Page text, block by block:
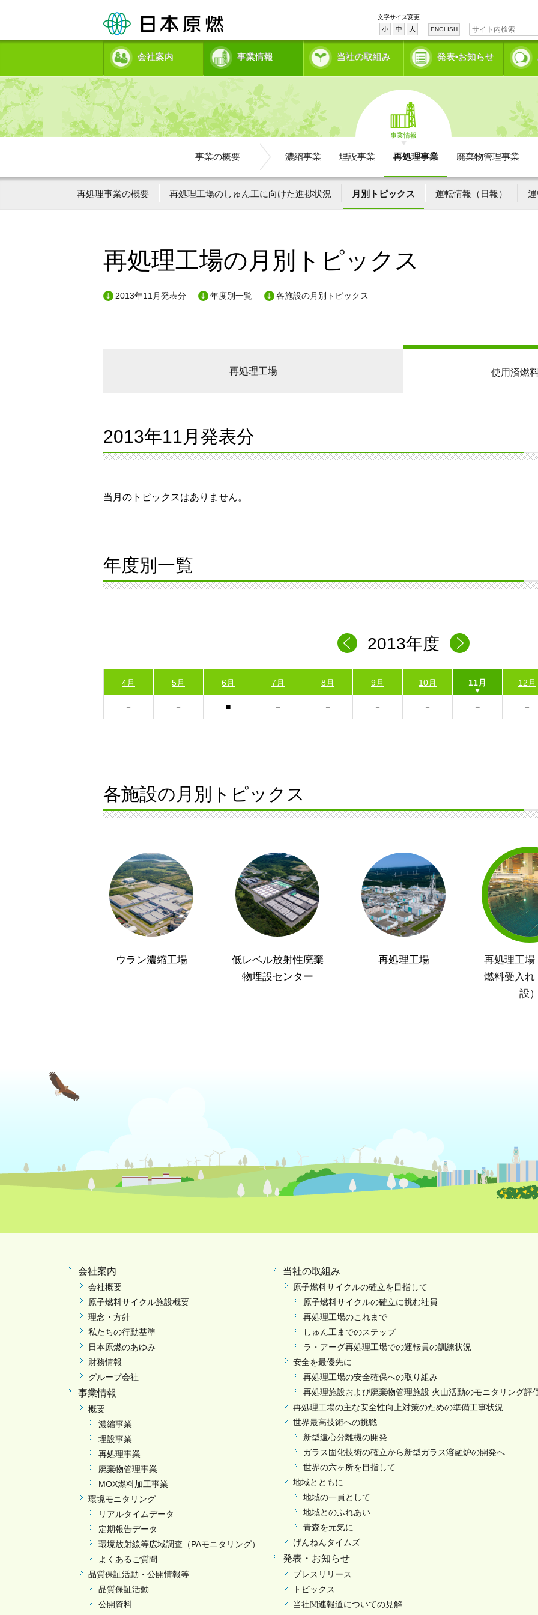
文字サイズ変更
小 中 大 ENGLISH
会社案内 事業情報 当社の取組み 発表•お知らせ
事業情報
事業の概要 濃縮事業 埋設事業 再処理事業 廃棄物管理事業
再処理事業の概要 再処理工場のしゅん工に向けた進捗状況 月別トピックス 運転情報（日報） 運
再処理工場の月別トピックス
2013年11月発表分 年度別一覧 各施設の月別トピックス
再処理工場 使用済燃
2013年11月発表分
当月のトピックスはありません。
年度別一覧
2013年度
4月 5月 6月 7月 8月 9月 10月 11月 12月
各施設の月別トピックス
ウラン濃縮工場
低レベル放射性廃棄
物埋設センター
再処理工場
再処理工場
燃料受入れ
設）
会社案内
会社概要
原子燃料サイクル施設概要
理念・方針
私たちの行動基準
日本原燃のあゆみ
財務情報
グループ会社
事業情報
概要
濃縮事業
埋設事業
再処理事業
廃棄物管理事業
MOX燃料加工事業
環境モニタリング
リアルタイムデータ
定期報告データ
環境放射線等広域調査（PAモニタリング）
よくあるご質問
品質保証活動・公開情報等
品質保証活動
公開資料
当社の取組み
原子燃料サイクルの確立を目指して
原子燃料サイクルの確立に挑む社員
再処理工場のこれまで
しゅん工までのステップ
ラ・アーグ再処理工場での運転員の訓練状況
安全を最優先に
再処理工場の安全確保への取り組み
再処理施設および廃棄物管理施設 火山活動のモニタリング評
再処理工場の主な安全性向上対策のための準備工事状況
世界最高技術への挑戦
新型遠心分離機の開発
ガラス固化技術の確立から新型ガラス溶融炉の開発へ
世界の六ヶ所を目指して
地域とともに
地域の一員として
地域とのふれあい
青森を元気に
げんねんタイムズ
発表・お知らせ
プレスリリース
トピックス
当社関連報道についての見解